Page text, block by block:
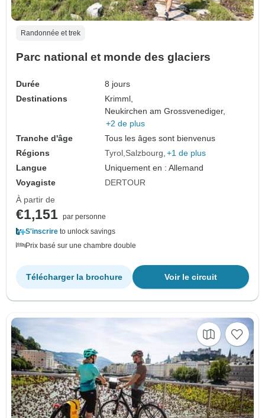
Randonnée et trek
Parc national et monde des glaciers
Durée
8 jours
Destinations
Krimml,
Neukirchen am Grossvenediger,
+2 de plus
Tranche d'âge
Tous les âges sont bienvenus
Régions
Tyrol Salzbourg +1 de plus
Langue
Uniquement en : Allemand
Voyagiste
DERTOUR
À partir de
€1,151 par personne
S'inscrire to unlock savings
Prix basé sur une chambre double
Voir le circuit
Télécharger la brochure